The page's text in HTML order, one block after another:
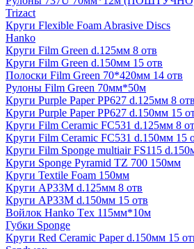
Trizact
Круги Flexible Foam Abrasive Discs
Hanko
Круги Film Green d.125мм 8 отв
Круги Film Green d.150мм 15 отв
Полоски Film Green 70*420мм 14 отв
Рулоны Film Green 70мм*50м
Круги Purple Paper PP627 d.125мм 8
Круги Purple Paper PP627 d.150мм 15
Круги Film Ceramic FC531 d.125мм 8
Круги Film Ceramic FC531 d.150мм 15
Круги Film Sponge multiair FS115
Круги Sponge Pyramid TZ 700 150мм
Круги Textile Foam 150мм
Круги AP33M d.125мм 8 отв
Круги AP33M d.150мм 15 отв
Войлок Hanko Tех 115мм*10м
Губки Sponge
Круги Red Ceramic Paper d.150мм 15